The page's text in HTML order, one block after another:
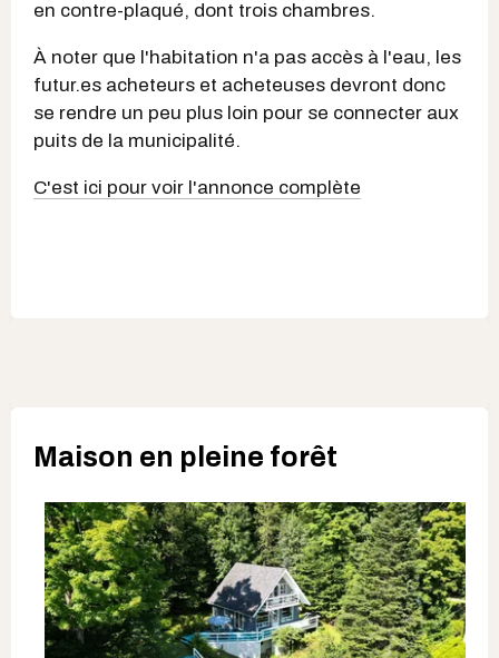
en contre-plaqué, dont trois chambres.
À noter que l'habitation n'a pas accès à l'eau, les
futur.es acheteurs et acheteuses devront donc
se rendre un peu plus loin pour se connecter aux
puits de la municipalité.
C'est ici pour voir l'annonce complète
Maison en pleine forêt